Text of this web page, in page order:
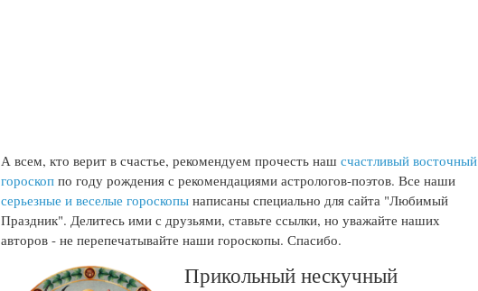
А всем, кто верит в счастье, рекомендуем прочесть нашсчастливый восточный
гороскоп по году рождения с рекомендациями астрологов-поэтов. Все наши
серьезные и веселые гороскопы написаны специально для сайта "Любимый
Праздник". Делитесь ими с друзьями, ставьте ссылки, но уважайте наших
авторов - не перепечатывайте наши гороскопы. Спасибо.
Прикольный нескучный